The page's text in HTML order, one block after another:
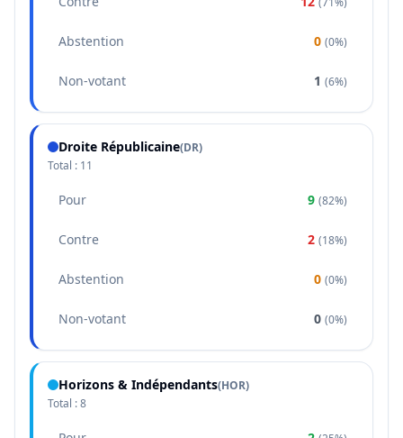
Abstention 0 (0%)
Non-votant 1 (6%)
Droite Républicaine(DR)
Total : 11
Pour 9 (82%)
Contre 2 (18%)
Abstention 0 (0%)
Non-votant 0 (0%)
Horizons & Indépendants(HOR)
Total :8